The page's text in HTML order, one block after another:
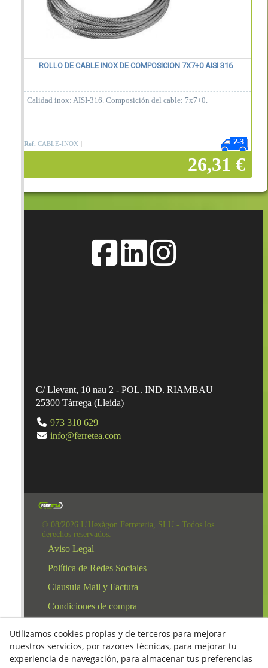
ROLLO DE CABLE INOX DE COMPOSICIÓN 7X7+0 AISI 316
Calidad inox: AISI-316. Composición del cable: 7x7+0.
Ref. CABLE-INOX
26,31 €
Añadir a la cesta
C/ Llevant, 10 nau 2 - POL. IND. RIAMBAU
25300 Tàrrega (Lleida)
973 310 629
info@ferretea.com
© 08/2026 L'Hexàgon Ferreteria, SLU - Todos los
derechos reservados.
Aviso Legal
Política de Redes Sociales
Clausula Mail y Factura
Condiciones de compra
Política de Privacidad
Política de cookies
Utilizamos cookies propias y de terceros para mejorar
nuestros servicios, por razones técnicas, para mejorar tu
experiencia de navegación, para almacenar tus preferencias